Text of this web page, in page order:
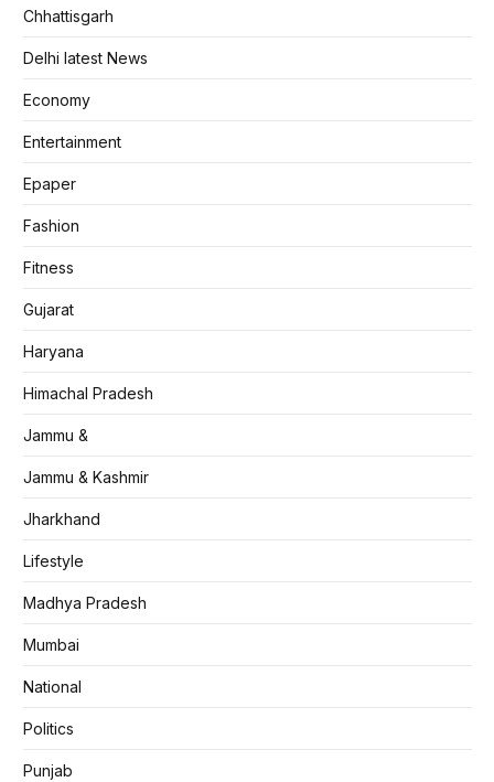
Chhattisgarh
Delhi latest News
Economy
Entertainment
Epaper
Fashion
Fitness
Gujarat
Haryana
Himachal Pradesh
Jammu &
Jammu & Kashmir
Jharkhand
Lifestyle
Madhya Pradesh
Mumbai
National
Politics
Punjab